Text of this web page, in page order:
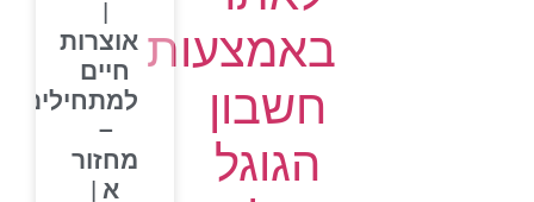
באמצעות
חשבון
הגוגל
אוצרות
חיים
למתחילים
מחזור
א |